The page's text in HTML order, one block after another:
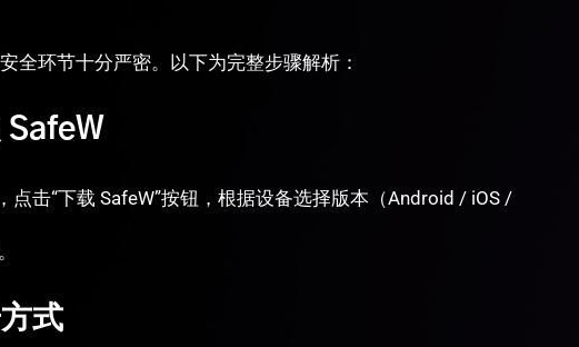
全环节十分严密。以下为完整步骤解析：
SafeW
击“下载 SafeW”按钮，根据设备选择版本（Android / iOS /
式